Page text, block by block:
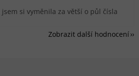
si vyměnila za větší o půl čísla
Zobrazit další hodnocení